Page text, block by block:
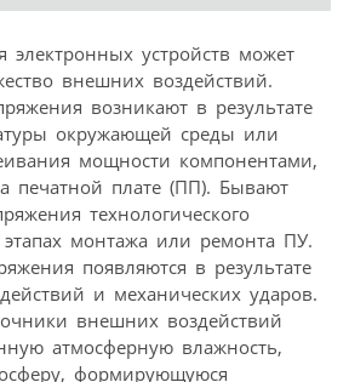
устройств может
внешних воздействий.
возникают в результате
окружающей среды или
мощности компонентами,
печатной плате (ПП). Бывают
технологического
монтажа или ремонта ПУ.
появляются в результате
и механических ударов.
внешних воздействий
атмосферную влажность,
формирующуюся